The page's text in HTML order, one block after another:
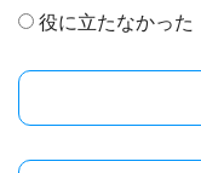
役に立たなかった